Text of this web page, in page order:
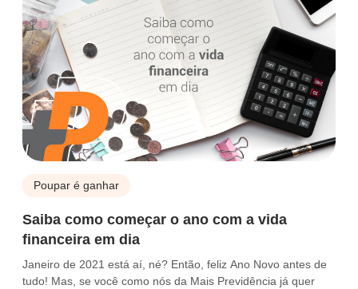
Poupar é ganhar
Saiba como começar o ano com a vida
financeira em dia
Janeiro de 2021 está aí, né? Então, feliz Ano Novo antes de
tudo! Mas, se você como nós da Mais Previdência já quer